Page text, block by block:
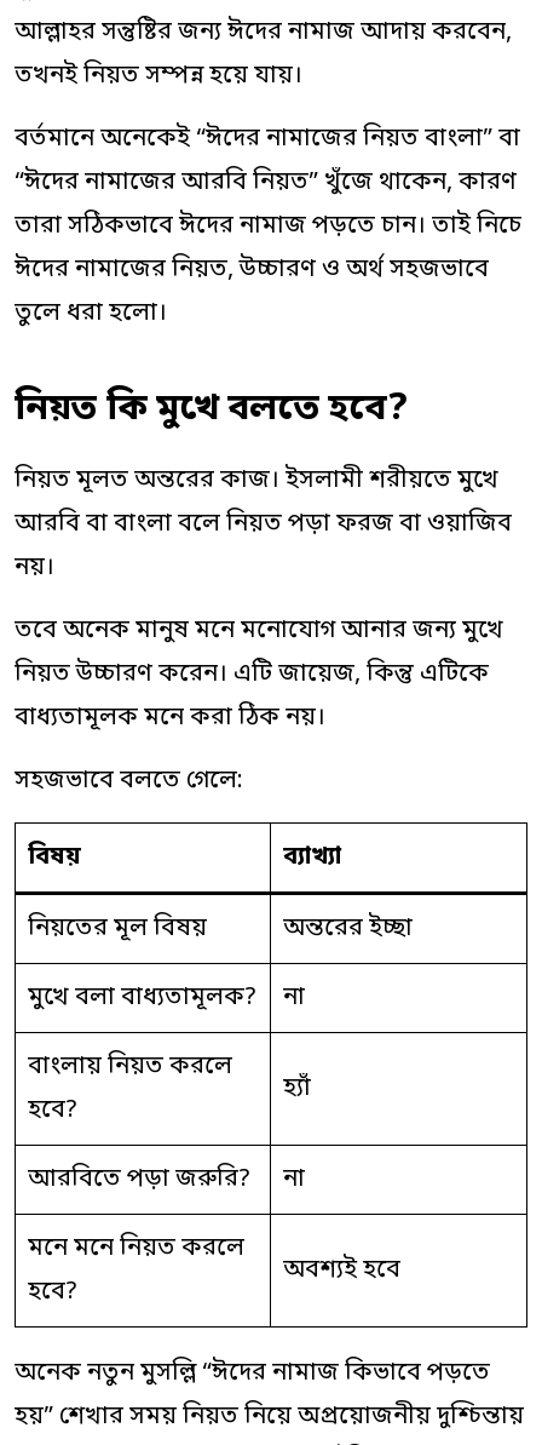
আল্লাহর সন্তুষ্টির জন্য ঈদের নামাজ আদায় করবেন,
তখনই নিয়ত সম্পন্ন হয়ে যায়।
বর্তমানে অনেকেই “ঈদের নামাজের নিয়ত বাংলা” বা
“ঈদের নামাজের আরবি নিয়ত” খুঁজে থাকেন, কারণ
তারা সঠিকভাবে ঈদের নামাজ পড়তে চান। তাই নিচে
ঈদের নামাজের নিয়ত, উচ্চারণ ও অর্থ সহজভাবে
তুলে ধরা হলো।
নিয়ত কি মুখে বলতে হবে?
নিয়ত মূলত অন্তরের কাজ। ইসলামী শরীয়তে মুখে
আরবি বা বাংলা বলে নিয়ত পড়া ফরজ বা ওয়াজিব
নয়।
তবে অনেক মানুষ মনে মনোযোগ আনার জন্য মুখে
নিয়ত উচ্চারণ করেন। এটি জায়েজ, কিন্তু এটিকে
বাধ্যতামূলক মনে করা ঠিক নয়।
সহজভাবে বলতে গেলে:
বিষয় ব্যাখ্যা
নিয়তের মূল বিষয় অন্তরের ইচ্ছা
মুখে বলা বাধ্যতামূলক? না
বাংলায় নিয়ত করলে
হবে?
হ্যাঁ
আরবিতে পড়া জরুরি? না
মনে মনে নিয়ত করলে
হবে?
অবশ্যই হবে
অনেক নতুন মুসল্লি “ঈদের নামাজ কিভাবে পড়তে
হয়” শেখার সময় নিয়ত নিয়ে অপ্রয়োজনীয় দুশ্চিন্তায়